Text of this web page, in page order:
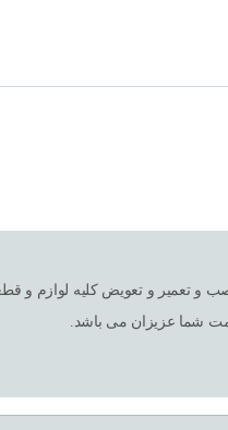
شما عزیزان می باشد.